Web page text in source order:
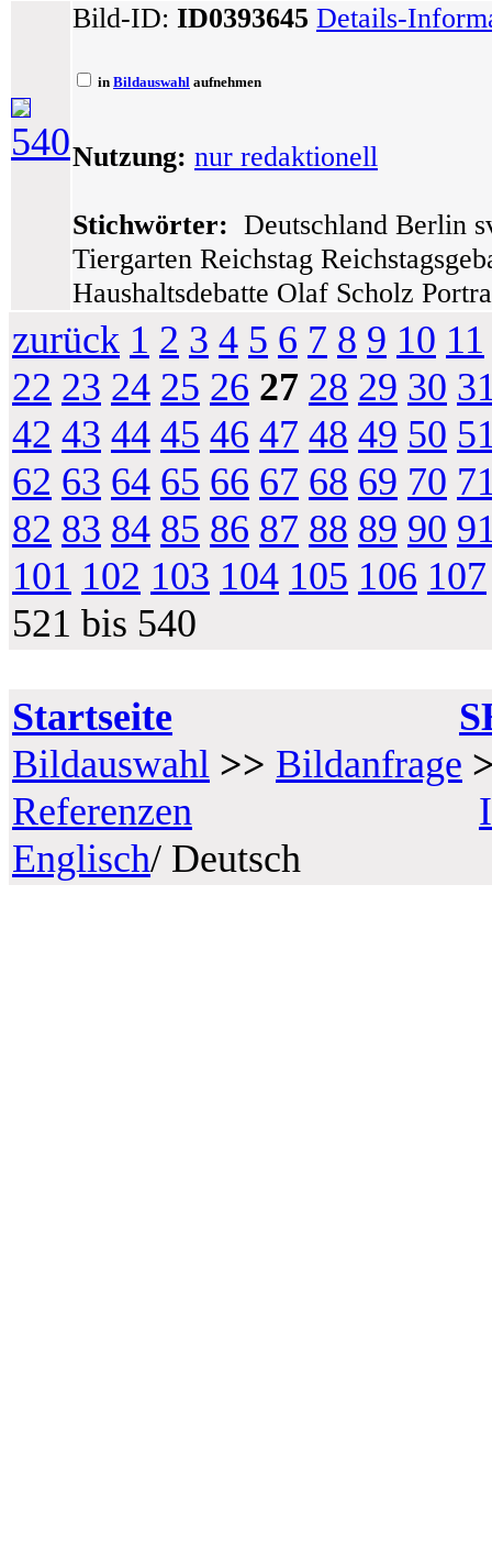
540
Bild-ID: ID0393645 Details-
in Bildauswahl aufnehmen
Nutzung: nur redaktionell
Stichwörter: Deutschland Berlin
Tiergarten Reichstag
Haushaltsdebatte Olaf Scholz
zurück 1 2 3 4 5 6 7 8 9 10 11
22 23 24 25 26 27 28 29 30
42 43 44 45 46 47 48 49 50
62 63 64 65 66 67 68 69 70
82 83 84 85 86 87 88 89 90
101 102 103 104 105 106 107
521 bis 540
Startseite
Bildauswahl >> Bildanfrage
Referenzen
Englisch/ Deutsch